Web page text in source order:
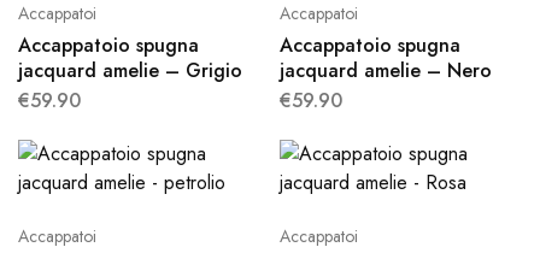
Accappatoi
Accappatoio spugna
jacquard amelie – Grigio
€59.90
Accappatoi
Accappatoio spugna
jacquard amelie – Nero
€59.90
Accappatoi Accappatoi